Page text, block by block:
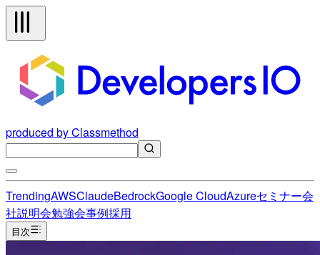
produced by Classmethod
TrendingAWSClaudeBedrockGoogle CloudAzureセミナー会
社説明会勉強会事例採用
目次